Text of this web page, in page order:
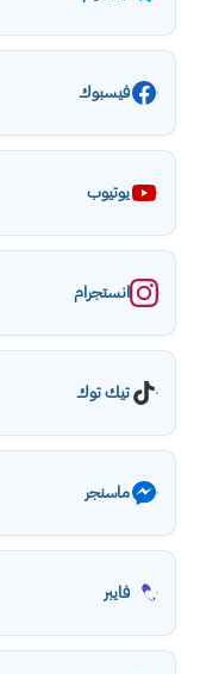
فيسبوك
يوتيوب
انستجرام
تيك توك
ماسنجر
فايبر